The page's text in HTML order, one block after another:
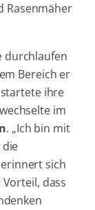
Rasenmäher
durchlaufen
Bereich er
ihre
im
. „Ich bin mit
sich
dass